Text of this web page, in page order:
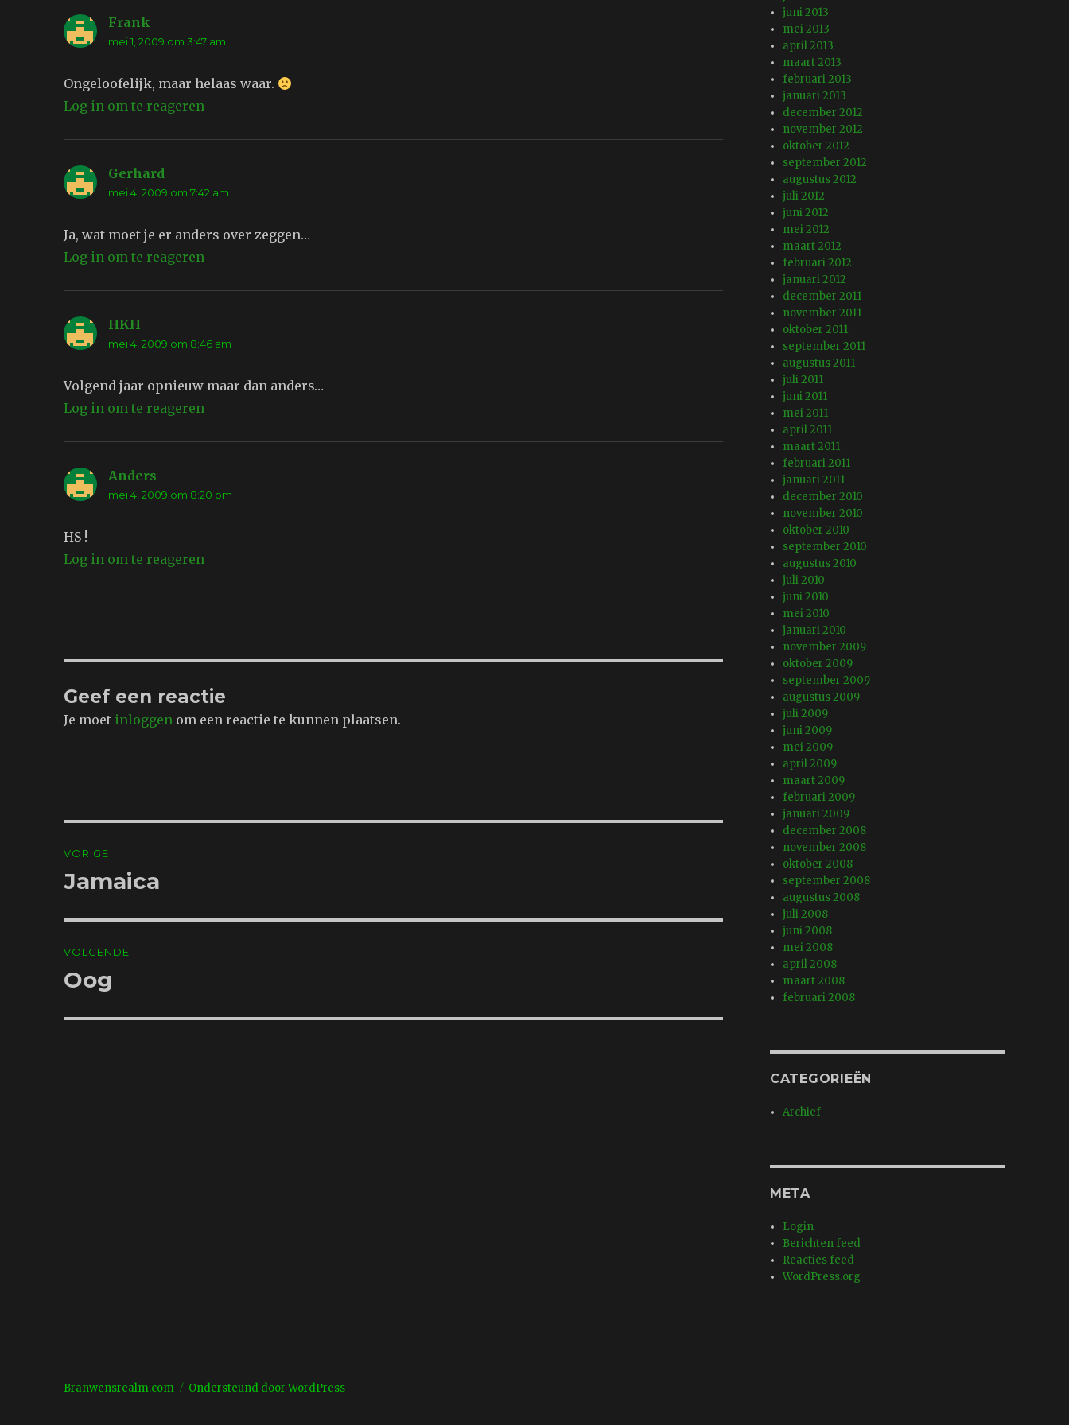
Frank
mei 1, 2009 om 3:47 am
Ongeloofelijk, maar helaas waar.
Log in om te reageren
Gerhard
mei 4, 2009 om 7:42 am
Ja, wat moet je er anders over zeggen…
Log in om te reageren
HKH
mei 4, 2009 om 8:46 am
Volgend jaar opnieuw maar dan anders…
Log in om te reageren
Anders
mei 4, 2009 om 8:20 pm
HS !
Log in om te reageren
Geef een reactie
Je moet inloggen om een reactie te kunnen plaatsen.
navigatie
VORIGE
Vorig
Jamaica
VOLGENDE
Volgend
Oog
juni 2013
mei 2013
april 2013
maart 2013
februari 2013
januari 2013
december 2012
november 2012
oktober 2012
september 2012
augustus 2012
juli 2012
juni 2012
mei 2012
maart 2012
februari 2012
januari 2012
december 2011
november 2011
oktober 2011
september 2011
augustus 2011
juli 2011
juni 2011
mei 2011
april 2011
maart 2011
februari 2011
januari 2011
december 2010
november 2010
oktober 2010
september 2010
augustus 2010
juli 2010
juni 2010
mei 2010
januari 2010
november 2009
oktober 2009
september 2009
augustus 2009
juli 2009
juni 2009
mei 2009
april 2009
maart 2009
februari 2009
januari 2009
december 2008
november 2008
oktober 2008
september 2008
augustus 2008
juli 2008
juni 2008
mei 2008
april 2008
maart 2008
februari 2008
CATEGORIEËN
Archief
META
Login
Berichten feed
Reacties feed
WordPress.org
Branwensrealm.com Ondersteund door WordPress